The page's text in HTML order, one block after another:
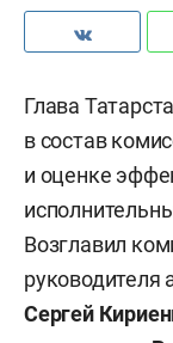
Глава
в состав
и оценке
Возглавил
руководителя
Сергей